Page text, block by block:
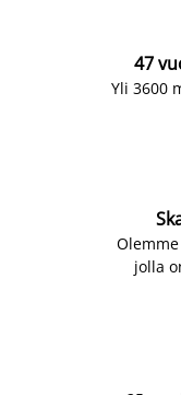
47
Yli 3600
jolla